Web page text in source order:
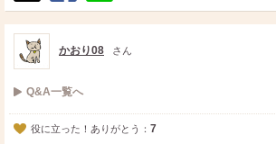
ポ
ス
ト
シ
ェ
送
る
かおり08 さん
Q&A一覧へ
役に立った！ありがとう： 7